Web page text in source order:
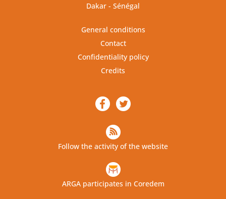
Dakar - Sénégal
General conditions
Contact
Confidentiality policy
Credits
Follow the activity of the website
ARGA participates in Coredem